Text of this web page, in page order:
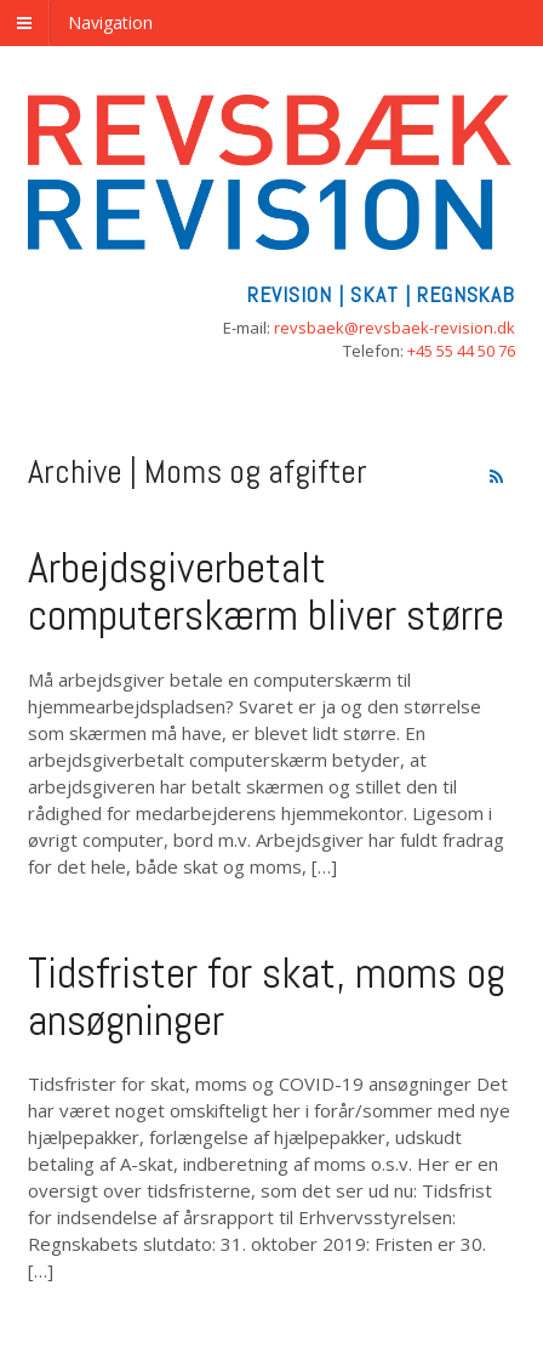
Navigation
REVISION | SKAT | REGNSKAB
E-mail:revsbaek@revsbaek-revision.dk
Telefon:+45 55 44 50 76
Archive | Moms og afgifter
Arbejdsgiverbetalt
computerskærm bliver større
Må arbejdsgiver betale en computerskærm til
hjemmearbejdspladsen? Svaret er ja og den størrelse
som skærmen må have, er blevet lidt større. En
arbejdsgiverbetalt computerskærm betyder, at
arbejdsgiveren har betalt skærmen og stillet den til
rådighed for medarbejderens hjemmekontor. Ligesom i
øvrigt computer, bord m.v. Arbejdsgiver har fuldt fradrag
for det hele, både skat og moms, […]
Tidsfrister for skat, moms og
ansøgninger
Tidsfrister for skat, moms og COVID-19 ansøgninger Det
har været noget omskifteligt her i forår/sommer med nye
hjælpepakker, forlængelse af hjælpepakker, udskudt
betaling af A-skat, indberetning af moms o.s.v. Her er en
oversigt over tidsfristerne, som det ser ud nu: Tidsfrist
for indsendelse af årsrapport til Erhvervsstyrelsen:
Regnskabets slutdato: 31. oktober 2019: Fristen er 30.
[…]